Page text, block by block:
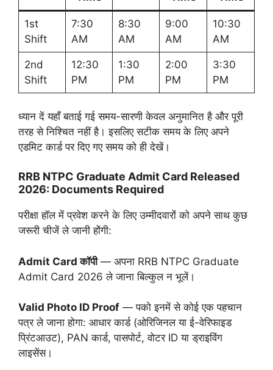
1st
Shift
7:30
AM
8:30
AM
9:00
AM
10:30
AM
2nd
Shift
12:30
PM
1:30
PM
2:00
PM
3:30
PM
ध्यान दें यहाँ बताई गई समय-सारणी केवल अनुमानित है और पूरी
तरह से निश्चित नहीं है। इसलिए सटीक समय के लिए अपने
एडमिट कार्ड पर दिए गए समय को ही देखें।
RRB NTPC Graduate Admit Card Released
2026: Documents Required
परीक्षा हॉल में प्रवेश करने के लिए उम्मीदवारों को अपने साथ कुछ
जरूरी चीजें ले जानी होंगी:
Admit Card कॉपी— अपना RRB NTPC Graduate
Admit Card 2026 ले जाना बिल्कुल न भूलें।
Valid Photo ID Proof — पको इनमें से कोई एक पहचान
पत्र ले जाना होगा: आधार कार्ड (ओरिजिनल या ई-वेरिफाइड
प्रिंटआउट), PAN कार्ड, पासपोर्ट, वोटर ID या ड्राइविंग
लाइसेंस।